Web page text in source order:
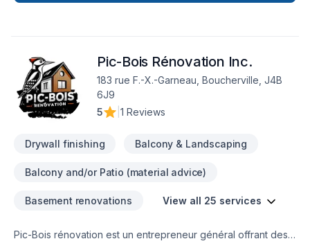
Notre mission : concrétiser vos projets tout en respectant vos
centré sur vos besoins et vos aspirations.
Pic-Bois Rénovation Inc.
183 rue F.-X.-Garneau, Boucherville, J4B
6J9
5
1 Reviews
Drywall finishing Balcony & Landscaping
Balcony and/or Patio (material advice)
Basement renovations View all 25 services
Pic-Bois rénovation est un entrepreneur général offrant des